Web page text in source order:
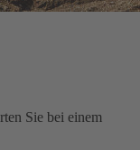
Sie bei einem